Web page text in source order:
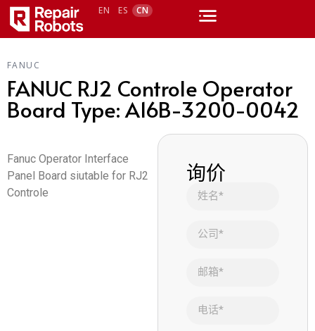
EN ES CN
FANUC
FANUC RJ2 Controle Operator
Board Type: A16B-3200-0042
Fanuc Operator Interface
Panel Board siutable for RJ2
Controle
询价